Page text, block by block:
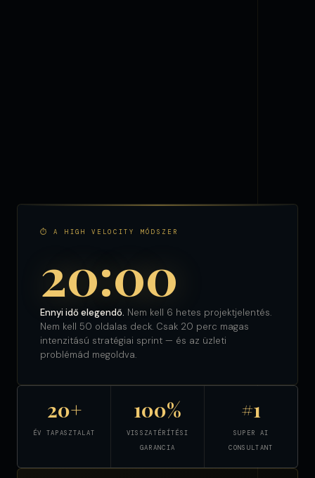
⏱ A HIGH VELOCITY MÓDSZER
20:00
Ennyi idő elegendő. Nem kell 6 hetes projektjelentés.
Nem kell 50 oldalas deck. Csak 20 perc magas
intenzitású stratégiai sprint — és az üzleti
problémád megoldva.
20+
ÉV TAPASZTALAT
100%
VISSZATÉRÍTÉSI
GARANCIA
#1
SUPER AI
CONSULTANT